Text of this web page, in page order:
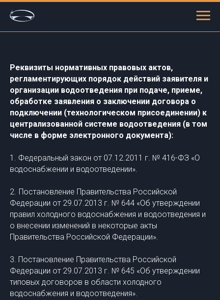
Реквизиты нормативных правовых актов,
регламентирующих порядок действий заявителя и
организации водоотведения при подаче, приеме,
обработке заявления о заключении договора о
подключении (технологическом присоединении) к
централизованной системе водоотведения (в том
числе в форме электронного документа):
1. Федеральный закон от 07.12.2011 г. № 416-ФЗ «О
водоснабжении и водоотведении».
2. Постановление Правительства Российской
Федерации от 29.07.2013 г. № 644 «Об утверждении
правил холодного водоснабжения и водоотведения и
о внесении изменений в некоторые акты
Правительства Российской Федерации».
3. Постановление Правительства Российской
Федерации от 29.07.2013 г. № 645 «Об утверждении
типовых договоров в области холодного
водоснабжения и водоотведения».